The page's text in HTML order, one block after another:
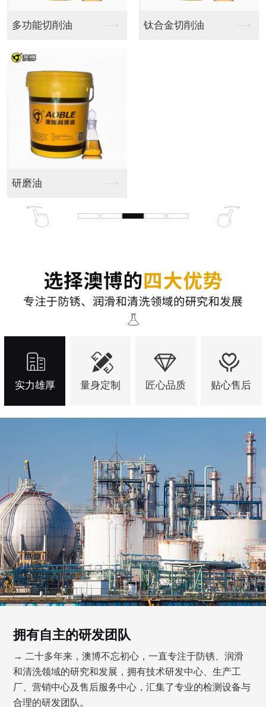
实力雄厚 量身定制 匠心品质 贴心售后
拥有自主的研发团队
→ 二十多年来，澳博不忘初心，一直专注于防锈、润滑
和清洗领域的研究和发展，拥有技术研发中心、生产工
厂、营销中心及售后服务中心，汇集了专业的检测设备与
合理的研发团队。